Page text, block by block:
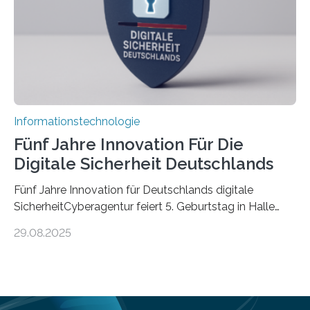
Informationen verarbeiten und häufig auch mit…
Informationstechnologie
Fünf Jahre Innovation Für Die
Digitale Sicherheit Deutschlands
Fünf Jahre Innovation für Deutschlands digitale
SicherheitCyberagentur feiert 5. Geburtstag in Halle
ErfolgeDie Agentur für Innovation in der
Forschungsarbeit, politischen Grußworten und der
29.08.2025